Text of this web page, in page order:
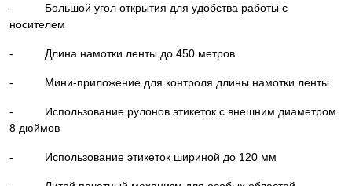
- Большой угол открытия для удобства работы с
носителем
- Длина намотки ленты до 450 метров
- Мини-приложение для контроля длины намотки ленты
- Использование рулонов этикеток с внешним диаметром
8 дюймов
- Использование этикеток шириной до 120 мм